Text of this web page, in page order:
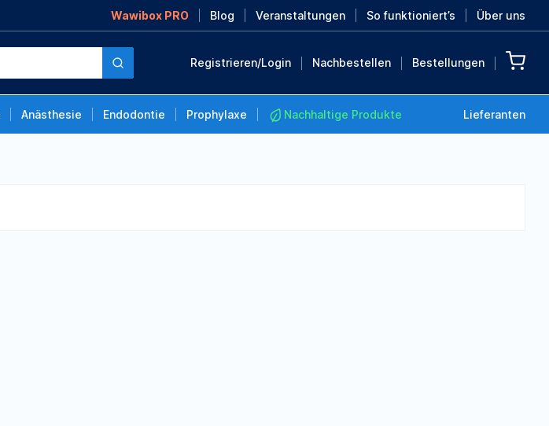
Wawibox PRO Blog Veranstaltungen So funktioniert’s Über uns
Registrieren/Login Nachbestellen Bestellungen
Anästhesie Endodontie Prophylaxe Nachhaltige Produkte Lieferanten